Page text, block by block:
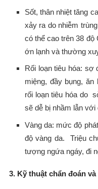
Sốt, thân nhiệt tăng
xảy ra do nhiễm
có thể cao trên 38
ớn lạnh và thường
Rối loạn tiêu hóa: sợ
miệng, đầy bụng,
rối loạn tiêu hóa do
sẽ dễ bị nhầm lẫn với
Vàng da: mức độ
độ vàng da. Triệu
tượng ngứa ngáy, đi
3. Kỹ thuật chẩn đoán